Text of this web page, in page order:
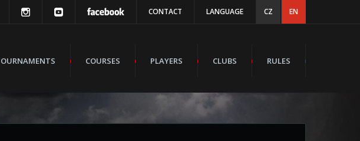
CONTACT LANGUAGE CZ EN
COURSES PLAYERS CLUBS RULES